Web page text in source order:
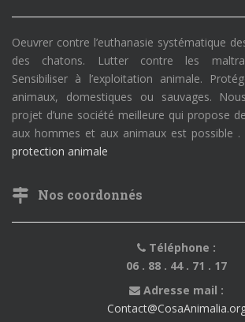
Oeuvrer contre l’euthanasie systématique
des chatons. Lutter contre les
Sensibiliser à l’exploitation animale.
animaux, domestiques ou sauvages.
projet d’une société meilleure qui propose
aux hommes et aux animaux est possible .
protection animale
Nos coordonnés
Téléphone :
06 . 88 . 44 . 71 . 17
Adresse mail :